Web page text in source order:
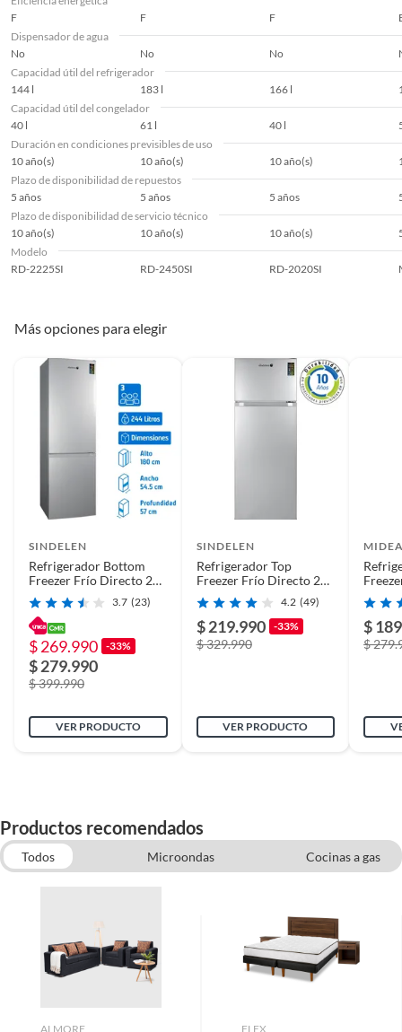
Bottom Freezer
Voltaje 220 V
Duración en
condiciones
previsibles de uso
Plazo de
Plazo de
disponibilidad de
servicio técnico
10 año(s)
F
F F
Dispensador de agua
No
No No
Capacidad útil del refrigerador
144 l
183 l 166 l
Capacidad útil del congelador
40 l
61 l 40 l
Duración en condiciones previsibles de uso
10 año(s)
10 año(s) 10 año(s)
Plazo de disponibilidad de repuestos
5 años
5 años 5 años
Plazo de disponibilidad de servicio técnico
10 año(s)
10 año(s) 10 año(s)
Modelo
RD-2225SI
RD-2450SI RD-2020SI
Más opciones para elegir
SINDELEN
Refrigerador Bottom
Freezer Frío Directo 244
Litros Inox RD-2450SI
3.7 (23)
$ 269.990 -33%
$ 279.990
$ 399.990
VER PRODUCTO
SINDELEN
Refrigerador Top
Freezer Frío Directo 206
Litros Inox RD-2020SI
4.2 (49)
$ 219.990 -33%
$ 329.990
VER PRODUCTO
Litros
$
$
Productos recomendados
Todos Microondas
Cocinas a gas
Lavadoras-Secadoras
ALMORE FLEX